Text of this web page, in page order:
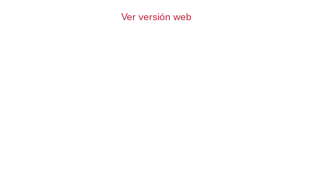
Ver versión web